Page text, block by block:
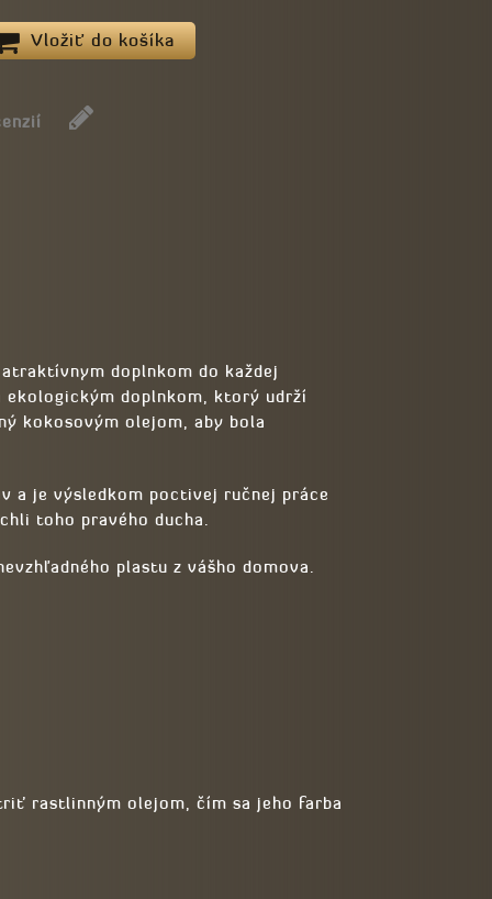
Vložiť do košíka
doplnkom do každej
doplnkom, ktorý udrží
kokosovým olejom, aby bola
a je výsledkom poctivej ručnej práce
toho pravého ducha.
plastu z vášho domova.
rastlinným olejom, čím sa jeho farba